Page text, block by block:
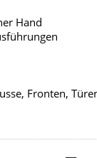
Hand
Fronten,